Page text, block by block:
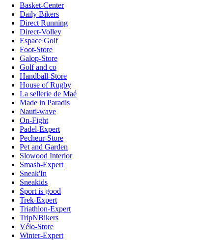
Basket-Center
Daily Bikers
Direct Running
Direct-Volley
Espace Golf
Foot-Store
Galop-Store
Golf and co
Handball-Store
House of Rugby
La sellerie de Maé
Made in Paradis
Nauti-wave
On-Fight
Padel-Expert
Pecheur-Store
Pet and Garden
Slowood Interior
Smash-Expert
Sneak'In
Sneakids
Sport is good
Trek-Expert
Triathlon-Expert
TripNBikers
Vélo-Store
Winter-Expert